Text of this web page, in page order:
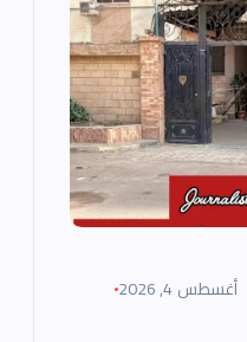
أغسطس 4, 2026